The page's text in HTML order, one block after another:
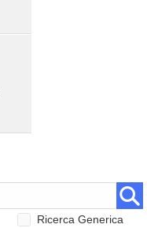
Ricerca Generica